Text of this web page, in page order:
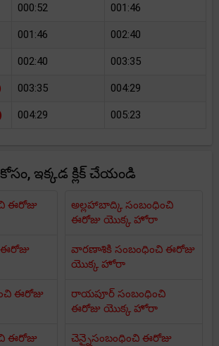
000:52 001:46
001:46 002:40
002:40 003:35
003:35 004:29
004:29 005:23
ఇక్కడ క్లిక్ చేయండి
ఈరోజు
ఈరోజు
ఈరోజు
అల్లహాబాద్కి సంబంధించి
ఈరోజు యొక్క హోరా
వారణాశికి సంబంధించి ఈరోజు
యొక్క హోరా
రాయపూర్ సంబంధించి
ఈరోజు యొక్క హోరా
చెన్నైసంబంధించి ఈరోజు